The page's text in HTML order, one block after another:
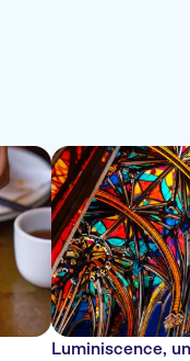
Luminiscence,